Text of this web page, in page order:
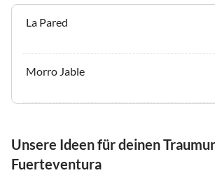
La Pared
Morro Jable
Unsere Ideen für deinen
Fuerteventura